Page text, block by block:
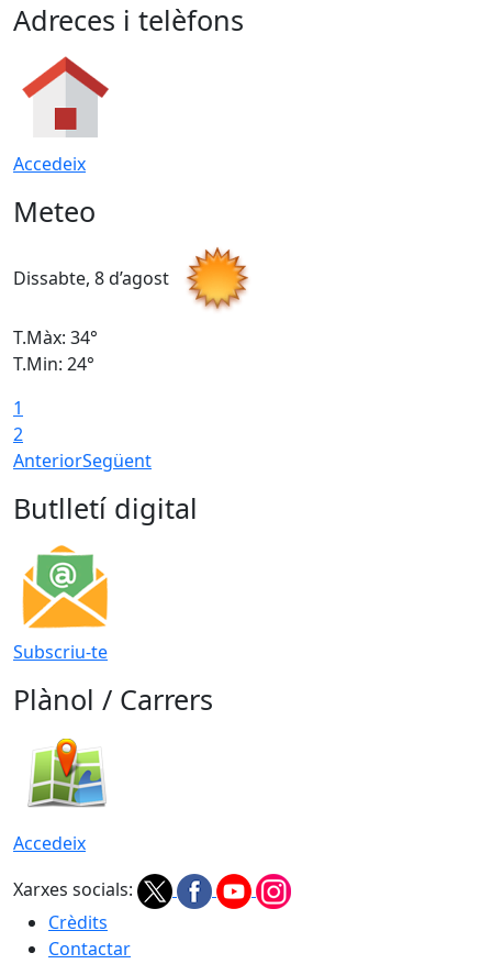
Adreces i telèfons
Accedeix
Meteo
Dissabte, 8 d’agost
T.Màx: 34°
T.Min: 24°
1
2
AnteriorSegüent
Butlletí digital
Subscriu-te
Plànol / Carrers
Accedeix
Xarxes socials:
Crèdits
Contactar